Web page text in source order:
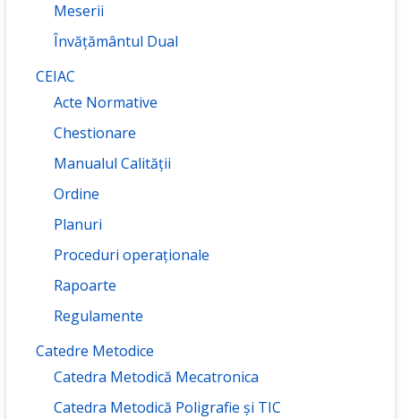
Meserii
Învățământul Dual
CEIAC
Acte Normative
Chestionare
Manualul Calității
Ordine
Planuri
Proceduri operaționale
Rapoarte
Regulamente
Catedre Metodice
Catedra Metodică Mecatronica
Catedra Metodică Poligrafie și TIC